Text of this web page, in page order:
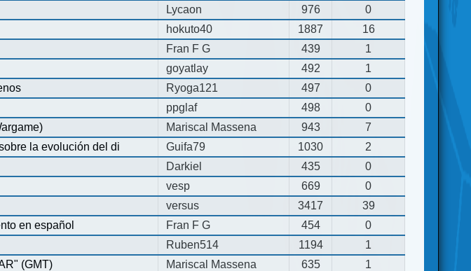
Lycaon 976
0
hokuto40 1887
16
Fran F G 439
1
goyatlay 492
1
Ryoga121 497
0
ppglaf 498
0
Mariscal Massena 943
7
la evolución del di Guifa79 1030
2
Darkiel 435
0
vesp 669
0
versus 3417
39
en español Fran F G 454
0
Ruben514 1194
1
(GMT) Mariscal Massena 635
1